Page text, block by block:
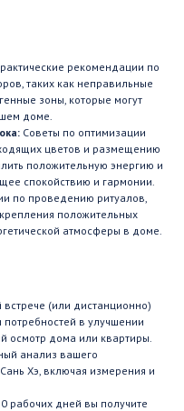
рекомендации по
таких как неправильные
зоны, которые могут
доме.
Советы по оптимизации
цветов и размещению
положительную энергию и
спокойствию и гармонии.
по проведению ритуалов,
положительных
атмосферы в доме.
(или дистанционно)
в улучшении
осмотр дома или квартиры.
анализ вашего
Хэ, включая измерения и
рабочих дней вы получите